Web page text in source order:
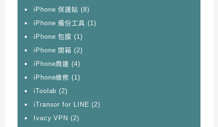
iPhone 保護貼 (8)
iPhone 備份工具 (1)
iPhone 包膜 (1)
iPhone 開箱 (2)
iPhone周邊 (4)
iPhone維修 (1)
iToolab (2)
iTransor for LINE (2)
Ivacy VPN (2)